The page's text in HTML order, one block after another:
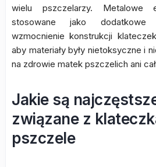
wielu pszczelarzy. Metalowe
stosowane jako dodatkowe
wzmocnienie konstrukcji
aby materiały były nietoksyczne i
na zdrowie matek pszczelich ani
Jakie są
związane z
pszczele